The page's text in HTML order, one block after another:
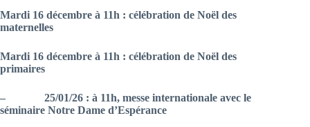
Mardi 16 décembre à 11h : célébration de Noël des
maternelles
Mardi 16 décembre à 11h : célébration de Noël des
primaires
– 25/01/26 : à 11h, messe internationale avec le
séminaire Notre Dame d’Espérance